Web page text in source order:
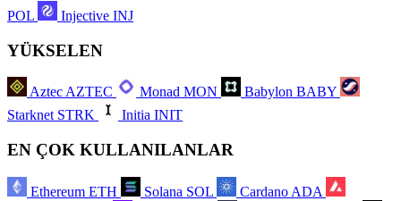
POL
Injective INJ
YÜKSELEN
AztecAZTEC Monad MON Babylon BABY
Starknet STRK Initia INIT
EN ÇOK KULLANILANLAR
Ethereum ETH Solana SOL Cardano ADA